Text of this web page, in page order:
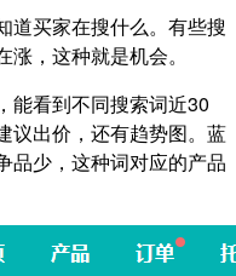
道买家在搜什么。有些搜
，这种就是机会。
能看到不同搜索词近30
议出价，还有趋势图。蓝
品少，这种词对应的产品